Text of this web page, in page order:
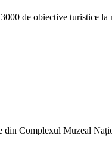
de obiective turistice la
din Complexul Muzeal